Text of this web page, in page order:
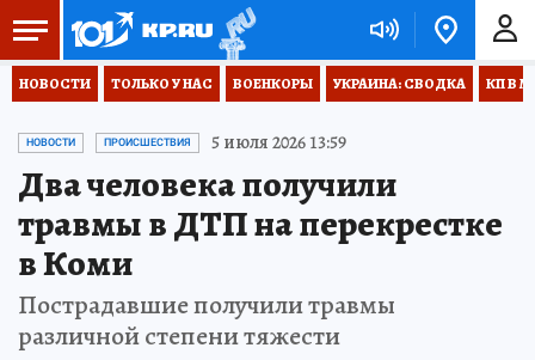
НОВОСТИ ТОЛЬКО У НАС ВОЕНКОРЫ УКРАИНА: СВОДКА КП В
НОВОСТИ ПРОИСШЕСТВИЯ 5 июля 2026 13:59
Два человека получили
травмы в ДТП на перекрестке
в Коми
Пострадавшие получили травмы
различной степени тяжести